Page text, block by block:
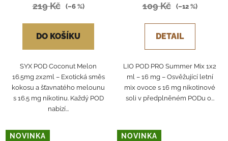
219 Kč (–6 %)
DO KOŠÍKU
SYX POD Coconut Melon
16.5mg 2x2ml – Exotická směs
kokosu a šťavnatého melounu
s 16.5 mg nikotinu. Každý POD
nabízí...
109 Kč (–12 %)
DETAIL
LIO POD PRO Summer Mix 1x2
ml – 16 mg – Osvěžující letní
mix ovoce s 16 mg nikotinové
soli v předplněném PODu o...
NOVINKA NOVINKA